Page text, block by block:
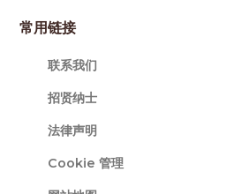
常用链接
联系我们
招贤纳士
法律声明
Cookie 管理